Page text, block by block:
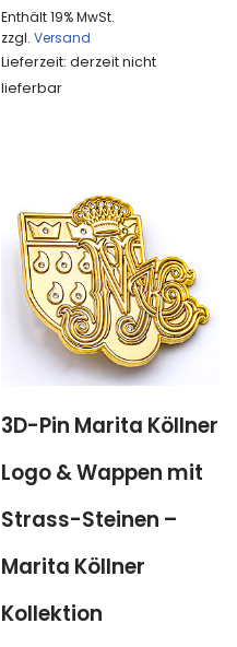
Enthält 19% MwSt.
zzgl.Versand
Lieferzeit: derzeit nicht
lieferbar
3D-Pin Marita Köllner
Logo & Wappen mit
Strass-Steinen –
Marita Köllner
Kollektion